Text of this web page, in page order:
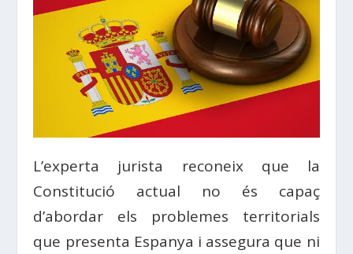
L’experta jurista reconeix que la
Constitució actual no és capaç
d’abordar els problemes territorials
que presenta Espanya i assegura que ni